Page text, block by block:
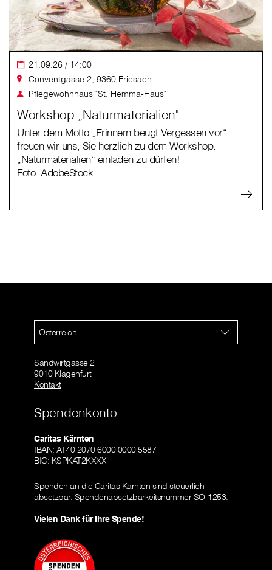
21.09.26 / 14:00
Conventgasse 2, 9360 Friesach
Pflegewohnhaus "St. Hemma-Haus"
Workshop „Naturmaterialien"
Unter dem Motto „Erinnern beugt Vergessen vor“
freuen wir uns, Sie herzlich zu dem Workshop:
„Naturmaterialien“ einladen zu dürfen!
Foto: AdobeStock
Österreich
Sandwirtgasse 2
9010 Klagenfurt
Kontakt
Spendenkonto
Caritas Kärnten
IBAN: AT40 2070 6000 0000 5587
BIC: KSPKAT2KXXX
Spenden an die Caritas Kärnten sind steuerlich
absetzbar. Spendenabsetzbarkeitsnummer SO-1253.
Vielen Dank für Ihre Spende!